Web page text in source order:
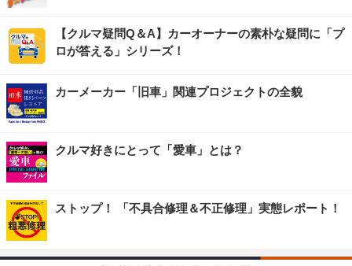
【クルマ疑問Q＆A】カーオーナーの素朴な疑問に「プ
ロが答える」シリーズ！
カーメーカー「旧車」関連プロジェクトの全貌
クルマ好きにとって「愛車」とは？
ストップ！ 「不具合修理＆不正修理」実態レポート！